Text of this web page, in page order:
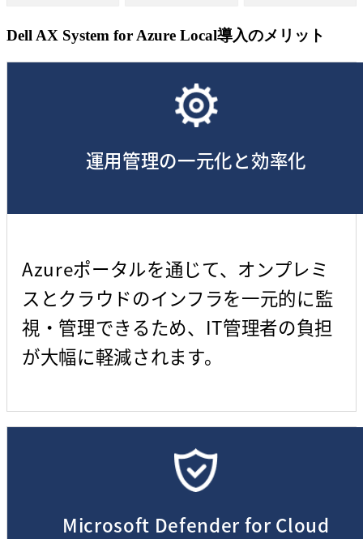
Dell AX System for Azure Local導入のメリット
運用管理の一元化と効率化
Azureポータルを通じて、オンプレミ
スとクラウドのインフラを一元的に監
視・管理できるため、IT管理者の負担
が大幅に軽減されます。
Microsoft Defender for Cloud